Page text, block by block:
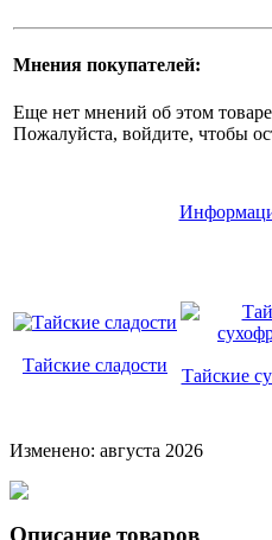
Мнения покупателей:
Еще нет мнений об этом
Пожалуйста, войдите, чтобы
Тайские сладости
Тайские
Изменено: августа 2026
Описание товаров